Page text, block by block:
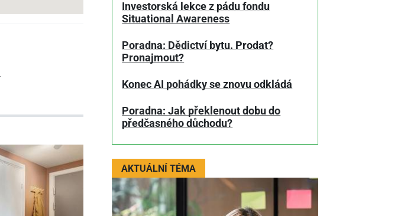
Investorská lekce z pádu fondu
Situational Awareness
Poradna: Dědictví bytu. Prodat?
Pronajmout?
Konec AI pohádky se znovu odkládá
Poradna: Jak překlenout dobu do
předčasného důchodu?
AKTUÁLNÍ TÉMA